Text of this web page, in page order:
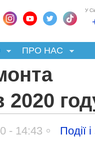
У
ПРО НАС
- 14:43 Події